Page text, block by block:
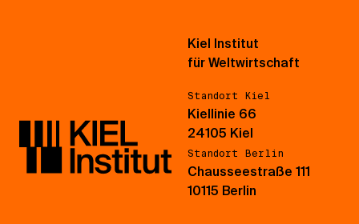
Kiel Institut
für Weltwirtschaft
Standort Kiel
Kiellinie 66
24105 Kiel
Standort Berlin
Chausseestraße 111
10115 Berlin